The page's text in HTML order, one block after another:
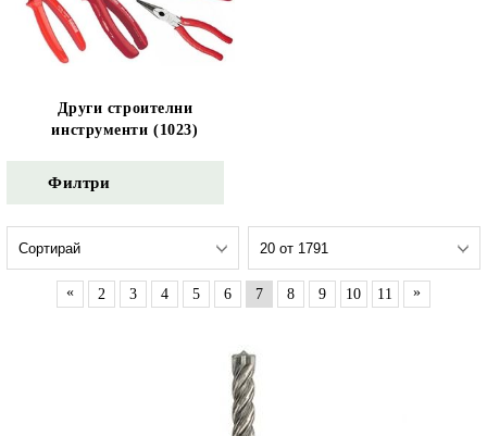
Други строителни
инструменти (1023)
Филтри
« 2 3 4 5 6 7 8 9 10 11 »